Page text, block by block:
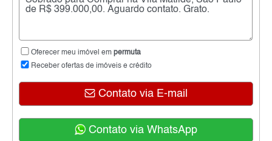
Oferecer meu imóvel em permuta
Receber ofertas de imóveis e crédito
Contato via E-mail
Contato via WhatsApp